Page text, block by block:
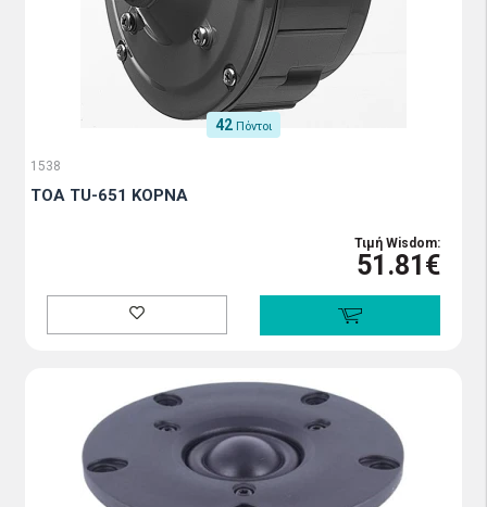
42 Πόντοι
1538
TOA TU-651 ΚΟΡΝΑ
Τιμή Wisdom:
51.81€